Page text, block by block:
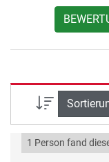
1 Person fand